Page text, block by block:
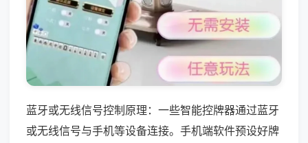
蓝牙或无线信号控制原理：一些智能控牌器通过蓝牙
或无线信号与手机等设备连接。手机端软件预设好牌